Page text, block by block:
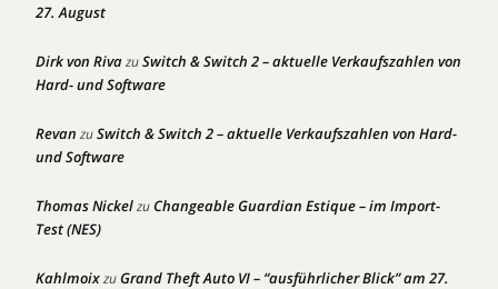
27. August
Dirk von RivazuSwitch & Switch 2 – aktuelle Verkaufszahlen von
Hard- und Software
Revan zuSwitch & Switch 2 – aktuelle Verkaufszahlen von Hard-
und Software
Thomas NickelzuChangeable Guardian Estique – im Import-
Test (NES)
KahlmoixzuGrand Theft Auto VI – “ausführlicher Blick” am 27.